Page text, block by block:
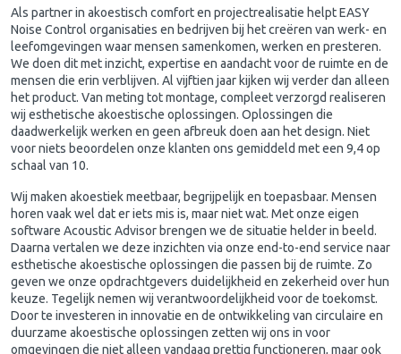
Als partner in akoestisch comfort en projectrealisatie helpt EASY
Noise Control organisaties en bedrijven bij het creëren van werk- en
leefomgevingen waar mensen samenkomen, werken en presteren.
We doen dit met inzicht, expertise en aandacht voor de ruimte en de
mensen die erin verblijven. Al vijftien jaar kijken wij verder dan alleen
het product. Van meting tot montage, compleet verzorgd realiseren
wij esthetische akoestische oplossingen. Oplossingen die
daadwerkelijk werken en geen afbreuk doen aan het design. Niet
voor niets beoordelen onze klanten ons gemiddeld met een 9,4 op
schaal van 10.
Wij maken akoestiek meetbaar, begrijpelijk en toepasbaar. Mensen
horen vaak wel dat er iets mis is, maar niet wat. Met onze eigen
software Acoustic Advisor brengen we de situatie helder in beeld.
Daarna vertalen we deze inzichten via onze end-to-end service naar
esthetische akoestische oplossingen die passen bij de ruimte. Zo
geven we onze opdrachtgevers duidelijkheid en zekerheid over hun
keuze. Tegelijk nemen wij verantwoordelijkheid voor de toekomst.
Door te investeren in innovatie en de ontwikkeling van circulaire en
duurzame akoestische oplossingen zetten wij ons in voor
omgevingen die niet alleen vandaag prettig functioneren, maar ook